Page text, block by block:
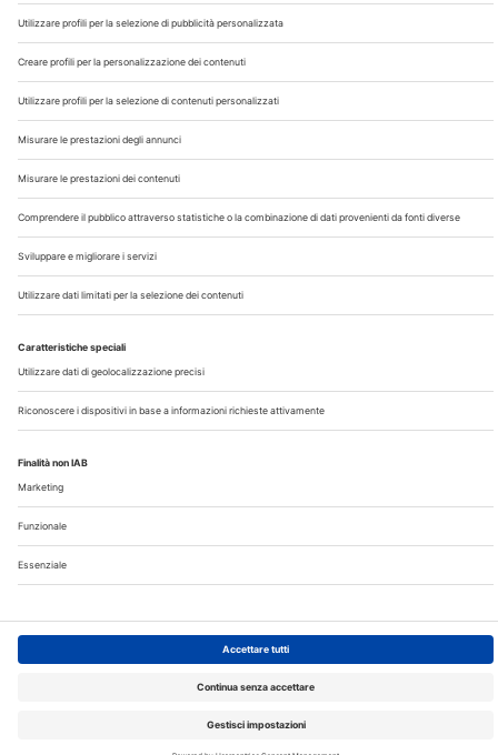
Chi Siamo
Contatti
Note Legali
Privacy
| Tel. 02/881841 | Sede legale: Viale Enrico Forlanini 21 -
20134 Milano (Italy)
Registrazione Tribunale di Milano n° 5578/2022 del